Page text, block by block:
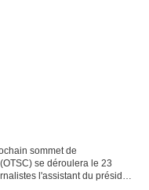
sommet de
se déroulera le 23
l'assistant du président